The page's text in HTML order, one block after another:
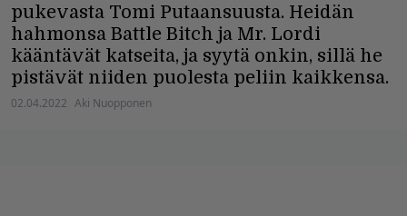
pukevasta Tomi Putaansuusta. Heidän
hahmonsa Battle Bitch ja Mr. Lordi
kääntävät katseita, ja syytä onkin, sillä he
pistävät niiden puolesta peliin kaikkensa.
02.04.2022 Aki Nuopponen